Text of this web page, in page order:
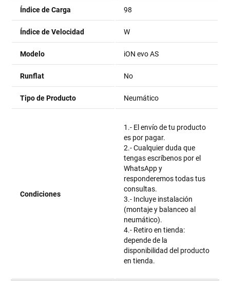
Índice de Carga 98
Índice de Velocidad W
Modelo iON evo AS
Runflat No
Tipo de Producto Neumático
Condiciones
1.- El envío de tu producto
es por pagar.
2.- Cualquier duda que
tengas escríbenos por el
WhatsApp y
responderemos todas tus
consultas.
3.- Incluye instalación
(montaje y balanceo al
neumático).
4.- Retiro en tienda:
depende de la
disponibilidad del producto
en tienda.